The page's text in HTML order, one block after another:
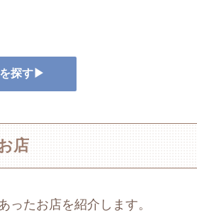
探す▶
店
ったお店を紹介します。